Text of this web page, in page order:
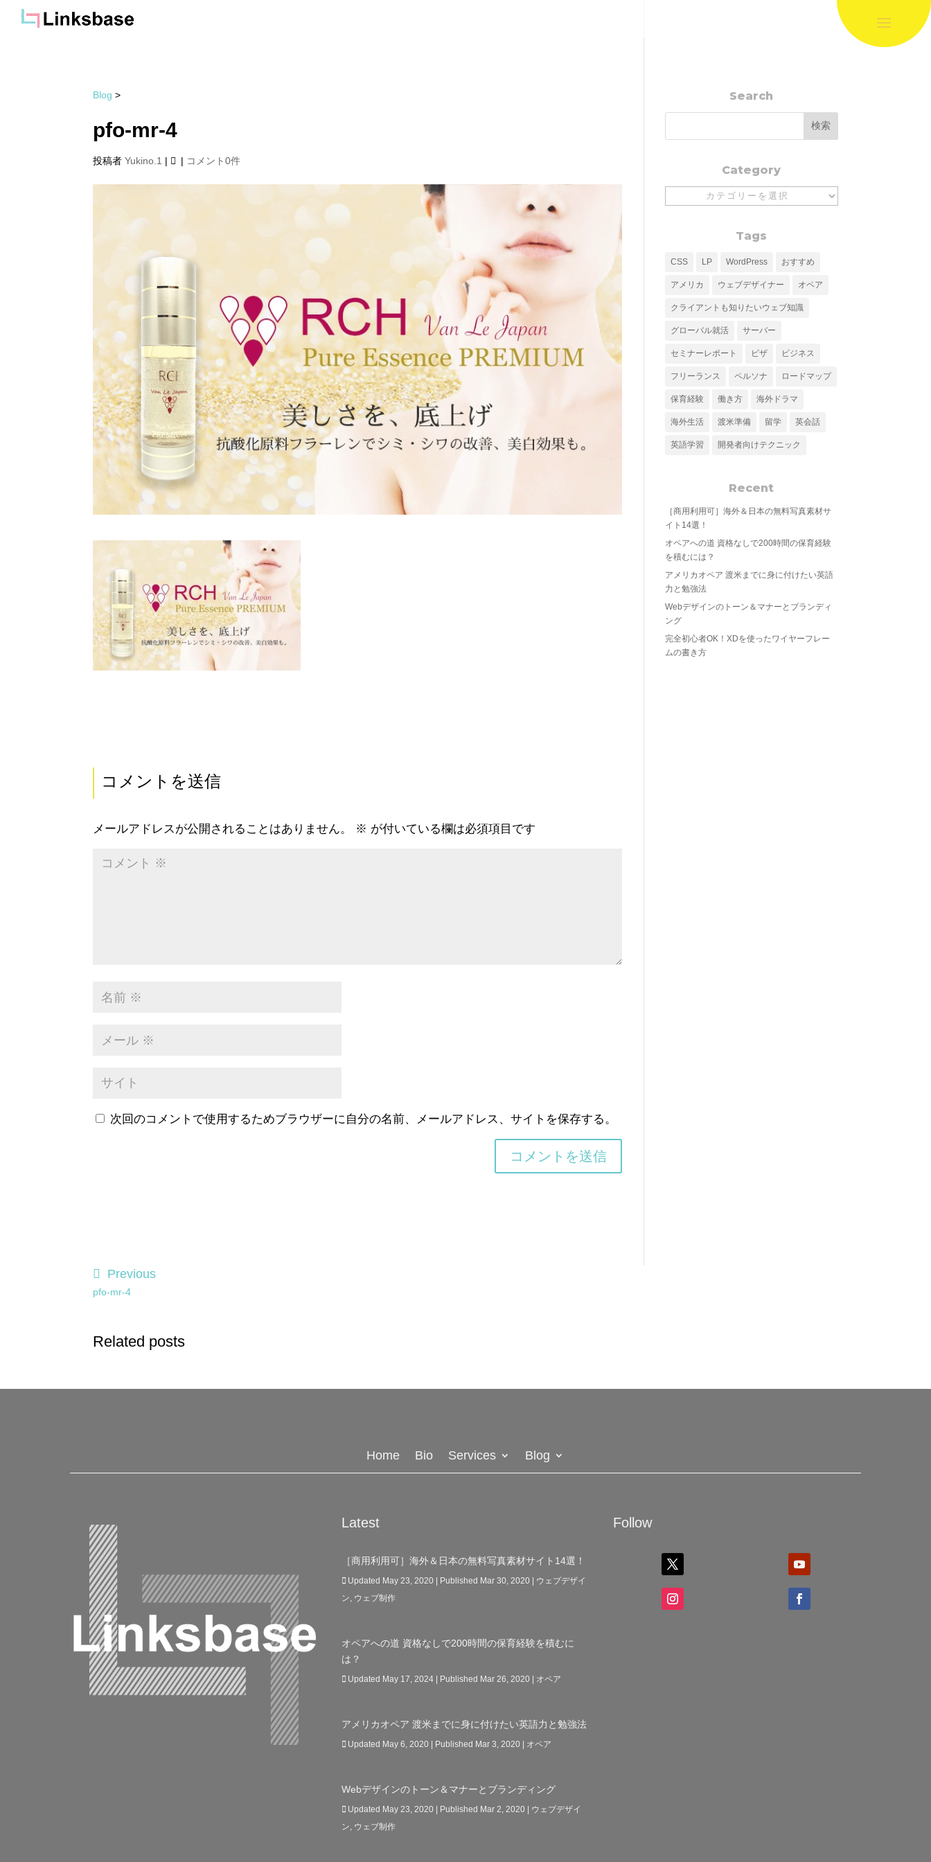
Blog >
pfo-mr-4
投稿者Yukino.1 | | コメント0件
コメントを送信
メールアドレスが公開されることはありません。 ※ が付いている欄は必須項目です
次回のコメントで使用するためブラウザーに自分の名前、メールアドレス、サイトを保存する。
Search
Category
Category
Tags
CSS LP WordPress おすすめ
アメリカ ウェブデザイナー オペア
クライアントも知りたいウェブ知識
グローバル就活 サーバー
セミナーレポート ビザ ビジネス
フリーランス ペルソナ ロードマップ
保育経験 働き方 海外ドラマ
海外生活 渡米準備 留学 英会話
英語学習 開発者向けテクニック
Recent
［商用利用可］海外＆日本の無料写真素材サ
イト14選！
オペアへの道 資格なしで200時間の保育経験
を積むには？
アメリカオペア 渡米までに身に付けたい英語
力と勉強法
Webデザインのトーン＆マナーとブランディ
ング
完全初心者OK！XDを使ったワイヤーフレー
ムの書き方
Previous
pfo-mr-4
Related posts
Home Bio Services Blog
Latest
［商用利用可］海外＆日本の無料写真素材サイト14選！
Updated May 23, 2020 | Published Mar 30, 2020
ウェブデザイ
ン, ウェブ制作
オペアへの道 資格なしで200時間の保育経験を積むに
は？
Updated May 17, 2024 | Published Mar 26, 2020 オペア
アメリカオペア 渡米までに身に付けたい英語力と勉強法
Updated May 6, 2020 | Published Mar 3, 2020 オペア
Webデザインのトーン＆マナーとブランディング
Updated May 23, 2020 | Published Mar 2, 2020
ウェブデザイ
ン, ウェブ制作
Follow